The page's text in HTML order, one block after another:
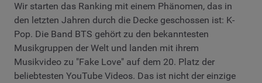
Wir starten das Ranking mit einem Phänomen, das in
den letzten Jahren durch die Decke geschossen ist: K-
Pop. Die Band BTS gehört zu den bekanntesten
Musikgruppen der Welt und landen mit ihrem
Musikvideo zu "Fake Love" auf dem 20. Platz der
beliebtesten YouTube Videos. Das ist nicht der einzige